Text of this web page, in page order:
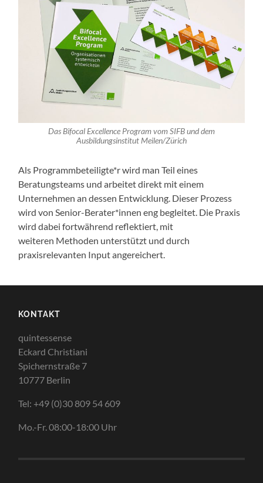
Das Bifocal Excellence Program vom SIFB und dem
Ausbildungsinstitut Meilen/Zürich
Als Programmbeteiligte*r wird man Teil eines
Beratungsteams und arbeitet direkt mit einem
Unternehmen an dessen Entwicklung. Dieser Prozess
wird von Senior-Berater*innen eng begleitet. Die Praxis
wird dabei fortwährend reflektiert, mit
weiteren Methoden unterstützt und durch
praxisrelevanten Input angereichert.
KONTAKT
quintessense
Eckard Christiani
Spichernstraße 7
10777 Berlin
Tel: +49 (0)30 809 54 609
Mo.-Fr. 08:00-18:00 Uhr